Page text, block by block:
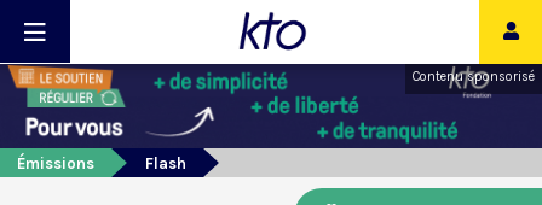
Contenu sponsorisé
Émissions Flash